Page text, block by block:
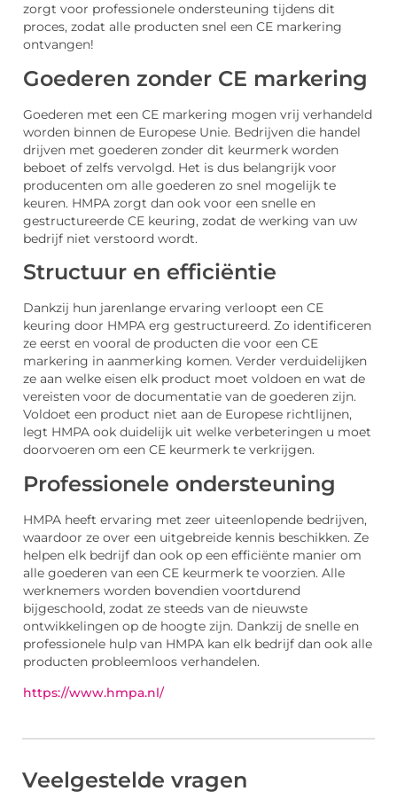
zorgt voor professionele ondersteuning tijdens dit
proces, zodat alle producten snel een CE markering
ontvangen!
Goederen zonder CE markering
Goederen met een CE markering mogen vrij verhandeld
worden binnen de Europese Unie. Bedrijven die handel
drijven met goederen zonder dit keurmerk worden
beboet of zelfs vervolgd. Het is dus belangrijk voor
producenten om alle goederen zo snel mogelijk te
keuren. HMPA zorgt dan ook voor een snelle en
gestructureerde CE keuring, zodat de werking van uw
bedrijf niet verstoord wordt.
Structuur en efficiëntie
Dankzij hun jarenlange ervaring verloopt een CE
keuring door HMPA erg gestructureerd. Zo identificeren
ze eerst en vooral de producten die voor een CE
markering in aanmerking komen. Verder verduidelijken
ze aan welke eisen elk product moet voldoen en wat de
vereisten voor de documentatie van de goederen zijn.
Voldoet een product niet aan de Europese richtlijnen,
legt HMPA ook duidelijk uit welke verbeteringen u moet
doorvoeren om een CE keurmerk te verkrijgen.
Professionele ondersteuning
HMPA heeft ervaring met zeer uiteenlopende bedrijven,
waardoor ze over een uitgebreide kennis beschikken. Ze
helpen elk bedrijf dan ook op een efficiënte manier om
alle goederen van een CE keurmerk te voorzien. Alle
werknemers worden bovendien voortdurend
bijgeschoold, zodat ze steeds van de nieuwste
ontwikkelingen op de hoogte zijn. Dankzij de snelle en
professionele hulp van HMPA kan elk bedrijf dan ook alle
producten probleemloos verhandelen.
https://www.hmpa.nl/
Veelgestelde vragen